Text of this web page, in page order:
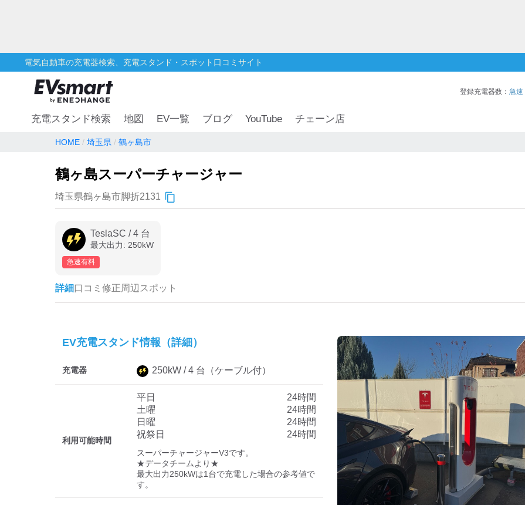
電気自動車の充電器検索、充電スタンド・スポット口コミサイト
登録充電器数： 急速
充電スタンド検索 地図 EV一覧 ブログ YouTube チェーン店
HOME 埼玉県 鶴ヶ島市
鶴ヶ島スーパーチャージャー
埼玉県鶴ヶ島市脚折2131
TeslaSC /4 台
最大出力: 250kW
急速有料
詳細口コミ 修正周辺スポット
EV充電スタンド情報（詳細）
充電器 250kW /4 台 （ケーブル付）
利用可能時間
平日
24時間
土曜
24時間
日曜
24時間
祝祭日
24時間
スーパーチャージャーV3です。
★データチームより★
最大出力250kWは1台で充電した場合の参考値で
す。